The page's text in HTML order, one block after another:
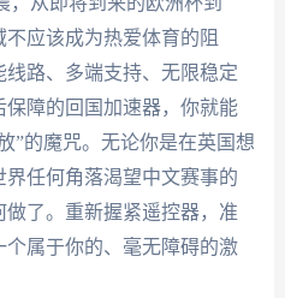
应该成为热爱体育的阻
路、多端支持、无限稳定
障的回国加速器，你就能
”的魔咒。无论你是在英国想
任何角落渴望中文赛事的
了。重新握紧遥控器，准
属于你的、毫无障碍的激